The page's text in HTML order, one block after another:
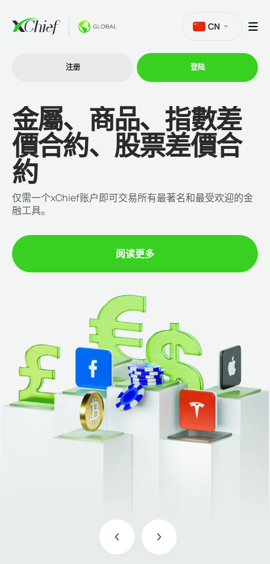
交易
交易平台
促销活动
联盟计划
CN
注册 登陆
金屬、商品、指數差
價合約、股票差價合
約
仅需一个xChief账户即可交易所有最著名和最受欢迎的金
融工具。
阅读更多